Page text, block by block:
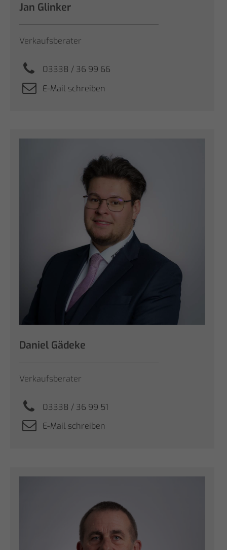
Jan Glinker
Verkaufsberater
03338 / 36 99 66
E-Mail schreiben
Daniel Gädeke
Verkaufsberater
03338 / 36 99 51
E-Mail schreiben